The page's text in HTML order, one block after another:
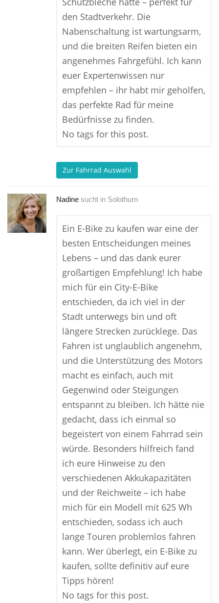
den Stadtverkehr. Die
Nabenschaltung ist wartungsarm,
und die breiten Reifen bieten ein
angenehmes Fahrgefühl. Ich kann
euer Expertenwissen nur
empfehlen – ihr habt mir geholfen,
das perfekte Rad für meine
Bedürfnisse zu finden.
No tags for this post.
Zur Fahrrad Auswahl
Nadine sucht in Solothurn
Ein E-Bike zu kaufen war eine der
besten Entscheidungen meines
Lebens – und das dank eurer
großartigen Empfehlung! Ich habe
mich für ein City-E-Bike
entschieden, da ich viel in der
Stadt unterwegs bin und oft
längere Strecken zurücklege. Das
Fahren ist unglaublich angenehm,
und die Unterstützung des Motors
macht es einfach, auch mit
Gegenwind oder Steigungen
entspannt zu bleiben. Ich hätte nie
gedacht, dass ich einmal so
begeistert von einem Fahrrad sein
würde. Besonders hilfreich fand
ich eure Hinweise zu den
verschiedenen Akkukapazitäten
und der Reichweite – ich habe
mich für ein Modell mit 625 Wh
entschieden, sodass ich auch
lange Touren problemlos fahren
kann. Wer überlegt, ein E-Bike zu
kaufen, sollte definitiv auf eure
Tipps hören!
No tags for this post.